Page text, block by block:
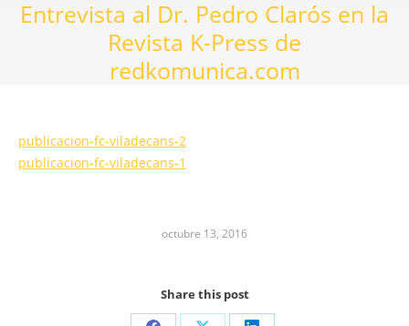
Entrevista al Dr. Pedro Clarós en la
Revista K-Press de
redkomunica.com
publicacion-fc-viladecans-2
publicacion-fc-viladecans-1
octubre 13, 2016
Share this post